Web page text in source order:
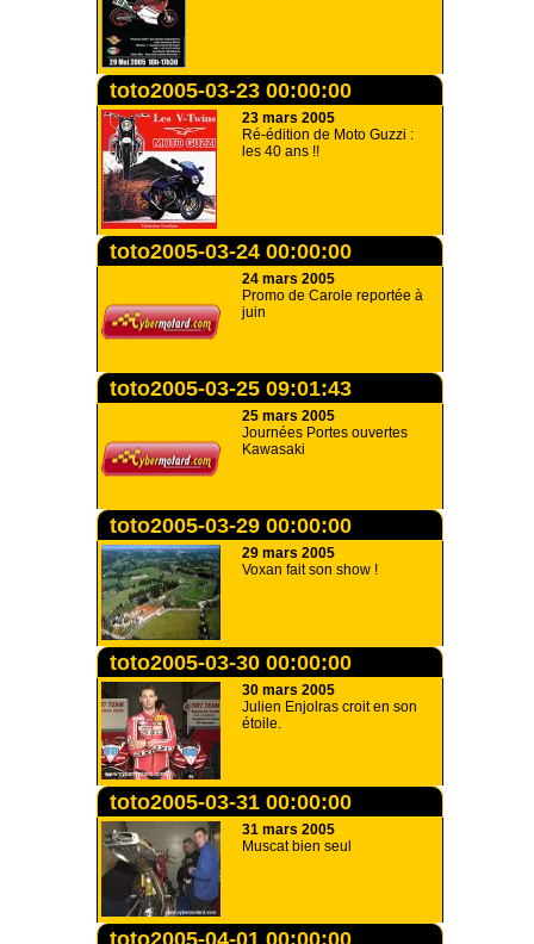
toto2005-03-23 00:00:00
23 mars 2005
Ré-édition de Moto Guzzi :
les 40 ans !!
toto2005-03-24 00:00:00
24 mars 2005
Promo de Carole reportée à
juin
toto2005-03-25 09:01:43
25 mars 2005
Journées Portes ouvertes
Kawasaki
toto2005-03-29 00:00:00
29 mars 2005
Voxan fait son show !
toto2005-03-30 00:00:00
30 mars 2005
Julien Enjolras croit en son
étoile.
toto2005-03-31 00:00:00
31 mars 2005
Muscat bien seul
toto2005-04-01 00:00:00